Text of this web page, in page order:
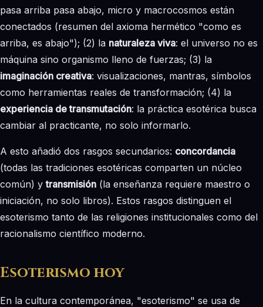
pasa arriba pasa abajo, micro y macrocosmos están
conectados (resumen del axioma hermético "como es
arriba, es abajo"); (2) la naturaleza viva: el universo no es
máquina sino organismo lleno de fuerzas; (3) la
imaginación creativa: visualizaciones, mantras, símbolos
como herramientas reales de transformación; (4) la
experiencia de transmutación: la práctica esotérica busca
cambiar al practicante, no solo informarlo.
A esto añadió dos rasgos secundarios: concordancia
(todas las tradiciones esotéricas comparten un núcleo
común) ytransmisión (la enseñanza requiere maestro o
iniciación, no solo libros). Estos rasgos distinguen el
esoterismo tanto de las religiones institucionales como del
racionalismo científico moderno.
Esoterismo hoy
En la cultura contemporánea, "esoterismo" se usa de